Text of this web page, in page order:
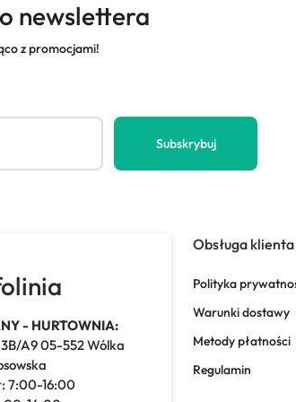
newslettera
z promocjami!
- HURTOWNIA:
A9 05-552 Wólka
7:00-16:00
Obsługa klienta
Polityka
Warunki dostawy
Metody płatności
Regulamin